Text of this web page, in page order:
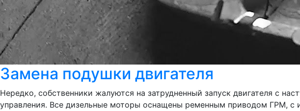
Замена подушки двигателя
Нередко, собственники жалуются на затрудненный запуск двигателя с
управления. Все дизельные моторы оснащены ременным приводом ГРМ, с